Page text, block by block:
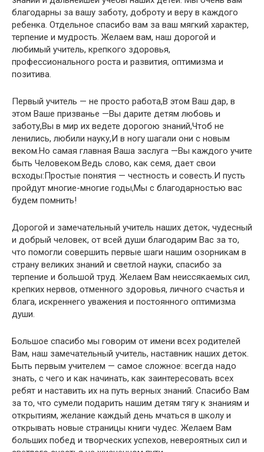
благодарны за вашу заботу, доброту и веру в каждого
ребенка. Отдельное спасибо вам за ваш мягкий характер,
терпение и мудрость. Желаем вам, наш дорогой и
любимый учитель, крепкого здоровья,
профессионального роста и развития, оптимизма и
позитива.
Первый учитель — не просто работа,В этом Ваш дар, в
этом Ваше призванье —Вы дарите детям любовь и
заботу,Вы в мир их ведете дорогою знаний,Чтоб не
ленились, любили науку,И в ногу шагали они с новым
веком.Но самая главная Ваша заслуга —Вы каждого учите
быть Человеком.Ведь слово, как семя, дает свои
всходы:Простые понятия — честность и совесть.И пусть
пройдут многие-многие годы,Мы с благодарностью вас
будем помнить!
Дорогой и замечательный учитель наших деток, чудесный
и добрый человек, от всей души благодарим Вас за то,
что помогли совершить первые шаги нашим озорникам в
страну великих знаний и светлой науки, спасибо за
терпение и большой труд. Желаем Вам неиссякаемых сил,
крепких нервов, отменного здоровья, личного счастья и
блага, искреннего уважения и постоянного оптимизма
души.
Большое спасибо мы говорим от имени всех родителей
Вам, наш замечательный учитель, наставник наших деток.
Быть первым учителем — самое сложное: всегда надо
знать, с чего и как начинать, как заинтересовать всех
ребят и наставить их на путь верных знаний. Спасибо Вам
за то, что сумели подарить нашим детям тягу к знаниям и
открытиям, желание каждый день мчаться в школу и
открывать новые страницы книги чудес. Желаем Вам
больших побед и творческих успехов, невероятных сил и